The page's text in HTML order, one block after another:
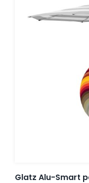
Glatz Alu-Smart